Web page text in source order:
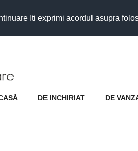
Iti exprimi acordul asupra
DE INCHIRIAT DE